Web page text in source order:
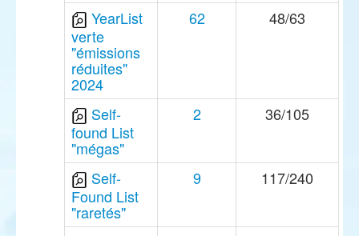
YearList
verte
"émissions
réduites"
2024
62 48/63
Self-
found List
"mégas"
2 36/105
Self-
Found List
"raretés"
9 117/240